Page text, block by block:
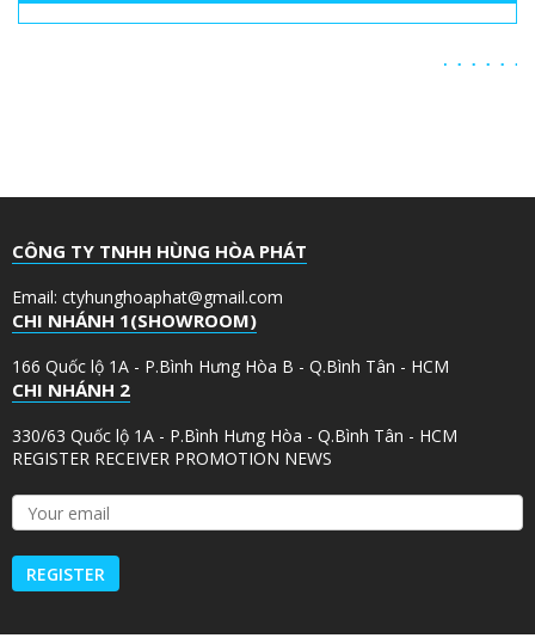
CÔNG TY TNHH HÙNG HÒA PHÁT
Email: ctyhunghoaphat@gmail.com
CHI NHÁNH 1(SHOWROOM)
166 Quốc lộ 1A - P.Bình Hưng Hòa B - Q.Bình Tân - HCM
CHI NHÁNH 2
330/63 Quốc lộ 1A - P.Bình Hưng Hòa - Q.Bình Tân - HCM
REGISTER RECEIVER PROMOTION NEWS
o
u
e